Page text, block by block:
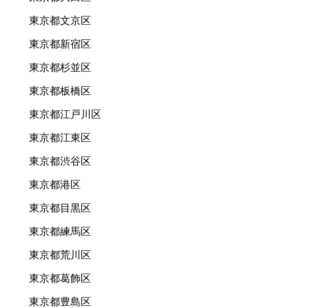
東京都文京区
東京都新宿区
東京都杉並区
東京都板橋区
東京都江戸川区
東京都江東区
東京都渋谷区
東京都港区
東京都目黒区
東京都練馬区
東京都荒川区
東京都葛飾区
東京都豊島区